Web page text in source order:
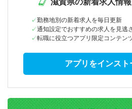
滋賀県の新着求人情
勤務地別の新着求人を毎日更新
通知設定でおすすめの求人を見逃
転職に役立つアプリ限定コンテン
アプリをインスト